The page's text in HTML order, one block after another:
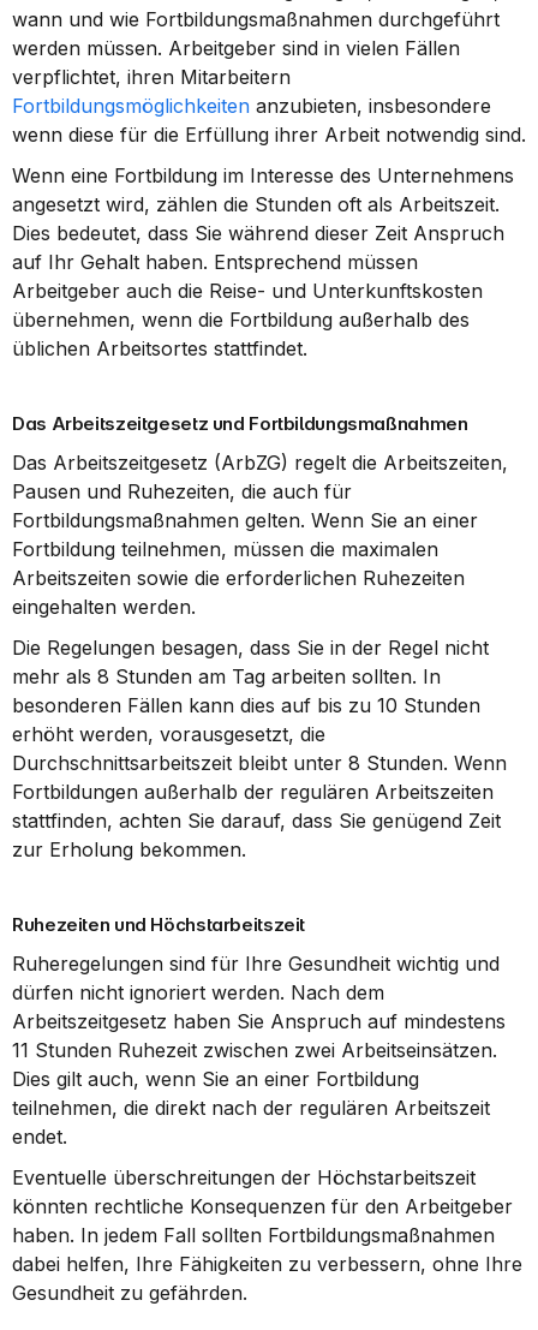
wann und wie Fortbildungsmaßnahmen durchgeführt
werden müssen. Arbeitgeber sind in vielen Fällen
Fortbildungsmöglichkeiten anzubieten, insbesondere
wenn diese für die Erfüllung ihrer Arbeit notwendig sind.
Wenn eine Fortbildung im Interesse des Unternehmens
angesetzt wird, zählen die Stunden oft als Arbeitszeit.
Dies bedeutet, dass Sie während dieser Zeit Anspruch
auf Ihr Gehalt haben. Entsprechend müssen
Arbeitgeber auch die Reise- und Unterkunftskosten
übernehmen, wenn die Fortbildung außerhalb des
üblichen Arbeitsortes stattfindet.
Das Arbeitszeitgesetz und Fortbildungsmaßnahmen
Das Arbeitszeitgesetz (ArbZG) regelt die Arbeitszeiten,
Pausen und Ruhezeiten, die auch für
Fortbildungsmaßnahmen gelten. Wenn Sie an einer
Fortbildung teilnehmen, müssen die maximalen
Arbeitszeiten sowie die erforderlichen Ruhezeiten
eingehalten werden.
Die Regelungen besagen, dass Sie in der Regel nicht
mehr als 8 Stunden am Tag arbeiten sollten. In
besonderen Fällen kann dies auf bis zu 10 Stunden
erhöht werden, vorausgesetzt, die
Durchschnittsarbeitszeit bleibt unter 8 Stunden. Wenn
Fortbildungen außerhalb der regulären Arbeitszeiten
stattfinden, achten Sie darauf, dass Sie genügend Zeit
zur Erholung bekommen.
Ruhezeiten und Höchstarbeitszeit
Ruheregelungen sind für Ihre Gesundheit wichtig und
dürfen nicht ignoriert werden. Nach dem
Arbeitszeitgesetz haben Sie Anspruch auf mindestens
11 Stunden Ruhezeit zwischen zwei Arbeitseinsätzen.
Dies gilt auch, wenn Sie an einer Fortbildung
teilnehmen, die direkt nach der regulären Arbeitszeit
endet.
Eventuelle überschreitungen der Höchstarbeitszeit
könnten rechtliche Konsequenzen für den Arbeitgeber
haben. In jedem Fall sollten Fortbildungsmaßnahmen
dabei helfen, Ihre Fähigkeiten zu verbessern, ohne Ihre
Gesundheit zu gefährden.